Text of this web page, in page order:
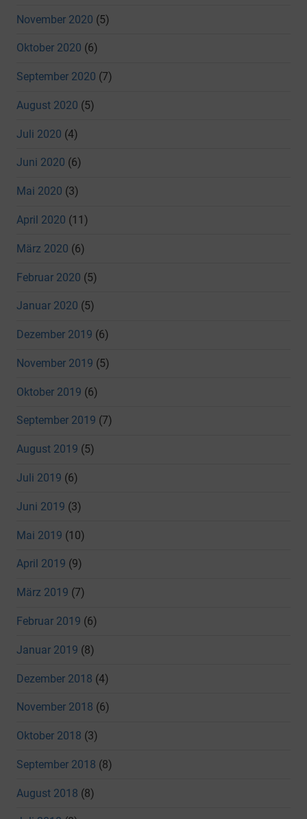
November 2020 (5)
Oktober 2020 (6)
September 2020 (7)
August 2020 (5)
Juli 2020 (4)
Juni 2020 (6)
Mai 2020 (3)
April 2020 (11)
März 2020 (6)
Februar 2020 (5)
Januar 2020 (5)
Dezember 2019 (6)
November 2019 (5)
Oktober 2019 (6)
September 2019 (7)
August 2019 (5)
Juli 2019 (6)
Juni 2019 (3)
Mai 2019 (10)
April 2019 (9)
März 2019 (7)
Februar 2019 (6)
Januar 2019 (8)
Dezember 2018 (4)
November 2018 (6)
Oktober 2018 (3)
September 2018 (8)
August 2018 (8)